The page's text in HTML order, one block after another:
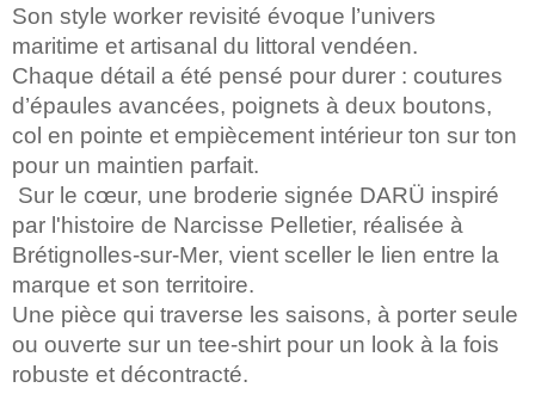
Son style worker revisité évoque l’univers
maritime et artisanal du littoral vendéen.
Chaque détail a été pensé pour durer : coutures
d’épaules avancées, poignets à deux boutons,
col en pointe et empiècement intérieur ton sur ton
pour un maintien parfait.
Sur le cœur, une broderie signée DARÜ inspiré
par l'histoire de Narcisse Pelletier, réalisée à
Brétignolles-sur-Mer, vient sceller le lien entre la
marque et son territoire.
Une pièce qui traverse les saisons, à porter seule
ou ouverte sur un tee-shirt pour un look à la fois
robuste et décontracté.